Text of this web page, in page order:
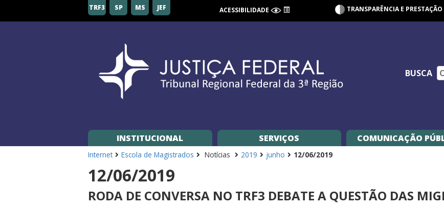
Federal
TRF3 SP MS JEF ACESSIBILIDADE TRANSPARÊNCIA E
BUSCA
INSTITUCIONAL SERVIÇOS COMUNICAÇÃO
Internet Escola de Magistrados Notícias 2019 junho 12/06/2019
12/06/2019
RODA DE CONVERSA NO TRF3 DEBATE A QUESTÃO DAS